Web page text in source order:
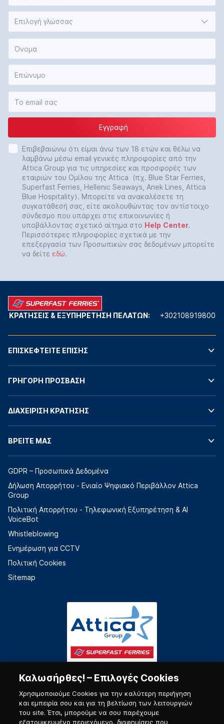
Επιλογή γλώσσας
Εγγραφή
Επιβεβαιώνω ότι είμαι άνω των 18 ετών και θέλω να
λαμβάνω μέσω email γενικές πληροφορίες από την
Attica Group για τις υπηρεσίες και προσφορές των
εταιριών του Ομίλου της Attica (πχ. Blue Star Ferries,
Superfast Ferries, Hellenic Seaways, Anek Lines, Attica
Blue Hospitality). Μπορείτε να ανακαλέσετε τη
συγκατάθεσή σας, είτε ακολουθώντας τον αντίστοιχο
σύνδεσμο που υπάρχει στις επικοινωνίες ή
υποβάλλοντας σχετικό αίτημα στο Help Center.
Περισσότερες πληροφορίες σχετικά με την
επεξεργασία των Προσωπικών σας δεδομένων μπορείτε
να δείτε εδώ.
ΚΡΑΤΗΣΕΙΣ & ΕΞΥΠΗΡΕΤΗΣΗ ΠΕΛΑΤΩΝ: +302108919800
ΕΠΙΣΚΕΦΤΕΙΤΕ ΕΠΙΣΗΣ
ΓΡΗΓΟΡΗ ΠΡΟΣΒΑΣΗ
ΔΙΑΧΕΙΡΙΣΗ ΚΡΑΤΗΣΗΣ
ΒΡΕΙΤΕ ΜΑΣ
GDPR – Προσωπικά Δεδομένα
Δήλωση Απορρήτου - Ενιαίο Ψηφιακό Περιβάλλον Attica
Group
Πολιτική Απορρήτου - Τηλεφωνική Εξυπηρέτηση & AI
VoiceBot
Whistleblowing
Ενημέρωση για CCTV
Πολιτική Cookies
Sitemap
Καλωσήρθες! – Επιλογές Cookies
Χρησιμοποιούμε Cookies για την καλύτερη περιήγηση
και εμπειρία σου και για τη βελτίωση των λειτουργιών
του site. Έτσι, μπορούμε να σου παρέχουμε
εξατομικευμένο περιεχόμενο, διαφημίσεις που